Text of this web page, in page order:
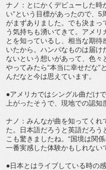
ナノ：とにかくデビューした時
い”という目標があったので、
がまずありました。でも決まっ
う気持ちも湧いてきて。アメリ
とを知っているし、相当な期
いたから。ハンパなものは届け
ないという想いがあって、色々
やってみたら“本当に幸せだな”
んだなと今は思えています。
●アメリカではシングル曲だけ
上がったそうで、現地での認
ナノ：みんなが曲を知ってくれ
た。日本語だろうと英語だろ
こも驚きましたね。“国境は関
一番実感した体験かもしれない
●日本とはライブしている時の